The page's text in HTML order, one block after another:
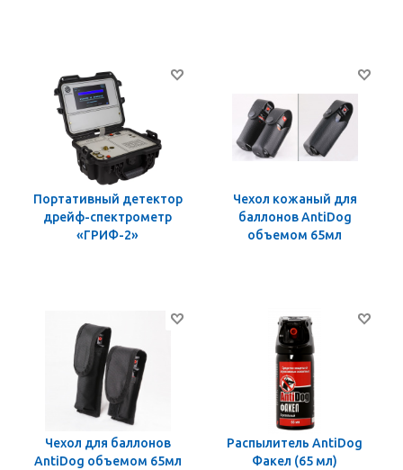
Портативный детектор
дрейф-спектрометр
«ГРИФ-2»
Чехол кожаный для
баллонов AntiDog
объемом 65мл
Чехол для баллонов
AntiDog объемом 65мл
Распылитель AntiDog
Факел (65 мл)